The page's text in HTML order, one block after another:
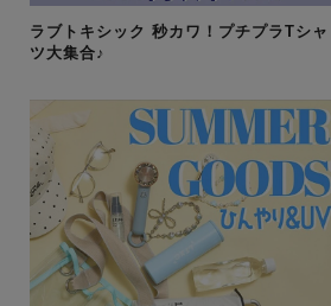
ラブトキシック 秒カワ！プチプラTシャ
ツ大集合♪